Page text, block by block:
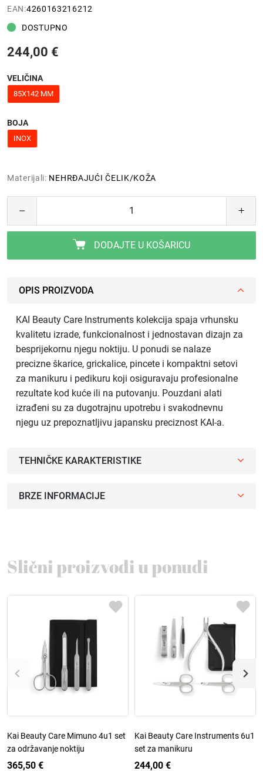
EAN:4260163216212
DOSTUPNO
244,00 €
VELIČINA
85X142 MM
BOJA
INOX
Materijali: NEHRĐAJUĆI ČELIK/KOŽA
DODAJTE U KOŠARICU
OPIS PROIZVODA
KAI Beauty Care Instruments kolekcija spaja vrhunsku
kvalitetu izrade, funkcionalnost i jednostavan dizajn za
besprijekornu njegu noktiju. U ponudi se nalaze
precizne škarice, grickalice, pincete i kompaktni setovi
za manikuru i pedikuru koji osiguravaju profesionalne
rezultate kod kuće ili na putovanju. Pouzdani alati
izrađeni su za dugotrajnu upotrebu i svakodnevnu
njegu uz prepoznatljivu japansku preciznost KAI-a.
TEHNIČKE KARAKTERISTIKE
BRZE INFORMACIJE
Slični proizvodi u ponudi
Kai Beauty Care Mimuno 4u1 set
za održavanje noktiju
365,50 €
Kai Beauty Care Instruments 6u1
set za manikuru
244,00 €